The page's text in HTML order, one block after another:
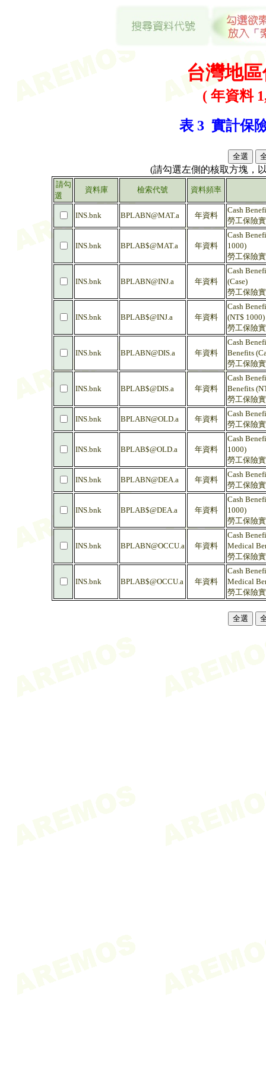
台灣地
( 年資料
表 3 實計保
(請勾選左側的核取方塊，
請勾
選
資料庫 檢索代號 資料頻率
INS.bnk BPLABN@MAT.a 年資料
Cash
勞工保險
INS.bnk BPLAB$@MAT.a 年資料
Cash
1000)
勞工保險
INS.bnk BPLABN@INJ.a 年資料
Cash
(Case)
勞工保險
INS.bnk BPLAB$@INJ.a 年資料
Cash
(NT$ 1000)
勞工保險
INS.bnk BPLABN@DIS.a 年資料
Cash
Benefits
勞工保險
INS.bnk BPLAB$@DIS.a 年資料
Cash
Benefits
勞工保險
INS.bnk BPLABN@OLD.a 年資料
Cash
勞工保險
INS.bnk BPLAB$@OLD.a 年資料
Cash
1000)
勞工保險
INS.bnk BPLABN@DEA.a 年資料
Cash
勞工保險
INS.bnk BPLAB$@DEA.a 年資料
Cash
1000)
勞工保險
INS.bnk BPLABN@OCCU.a 年資料
Cash
Medical
勞工保險
INS.bnk BPLAB$@OCCU.a 年資料
Cash
Medical
勞工保險